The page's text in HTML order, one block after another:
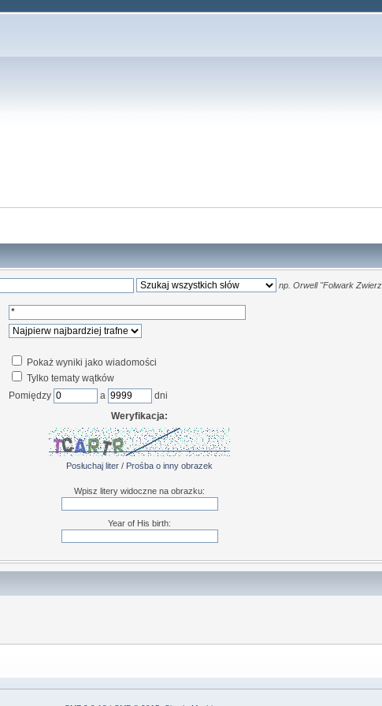
np. Orwell "Folwark
Pokaż wyniki jako wiadomości
Tylko tematy wątków
Pomiędzy a
dni
Weryfikacja:
Posłuchaj liter / Prośba o inny obrazek
Wpisz litery widoczne na obrazku:
Year of His birth: